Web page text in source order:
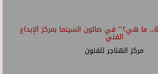
ما هي؟" في صالون السينما بمركز الإبداع
الفني
مركز الهناجر للفنون